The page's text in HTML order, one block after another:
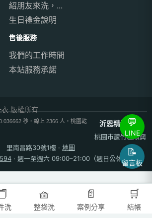
紹朋友來洗，...
生日禮金說明
售後服務
我們的工作時間
本站服務承諾
衣 版權所有
秒，線上 2366 人，桃園乾
沂恩精緻洗衣
桃園市蘆竹區順興
里南昌路30號1樓 · 地圖
· 週一至週六 09:00–21:00（週日公休）
洗
🧺
整袋洗
📄
案例分享
🛒
結帳
💬
LINE
📝
留言板